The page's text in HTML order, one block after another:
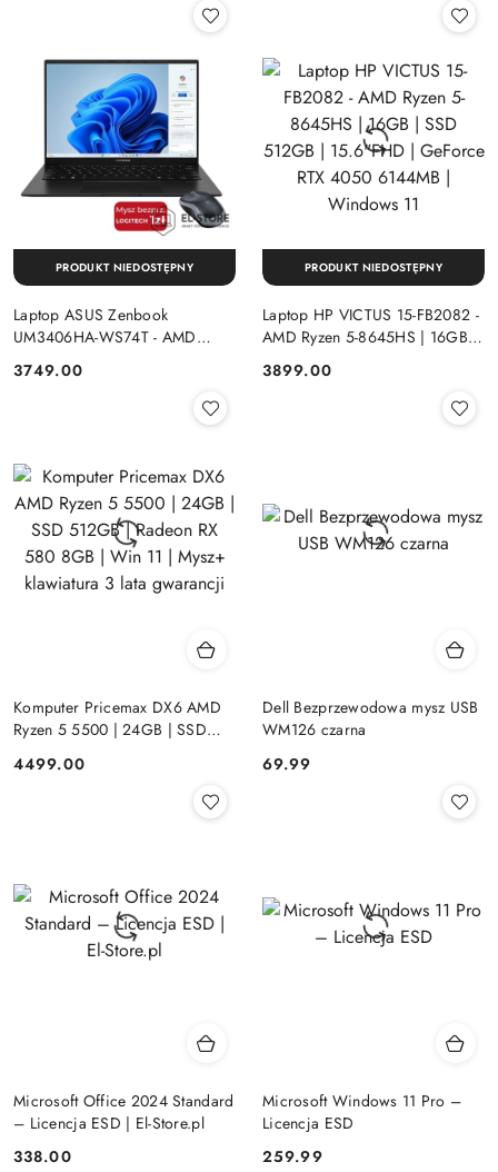
Laptop ASUS Zenbook
UM3406HA-WS74T - AMD
512GB | 14" OLED (1920x1200)
Cena:
3749.00
PRODUKT NIEDOSTĘPNY
Laptop HP VICTUS 15-FB2082 -
AMD Ryzen 5-8645HS | 16GB |
GeForce RTX 4050 6144MB |
Cena:
3899.00
PRODUKT NIEDOSTĘPNY
Komputer Pricemax DX6 AMD
Ryzen 5 5500 | 24GB | SSD
Win 11 | Mysz+ klawiatura 3 lata
Cena:
4499.00
Dell Bezprzewodowa mysz USB
WM126 czarna
Cena:
69.99
Microsoft Office 2024 Standard
– Licencja ESD | El-Store.pl
Cena:
338.00
Microsoft Windows 11 Pro –
Licencja ESD
Cena:
259.99